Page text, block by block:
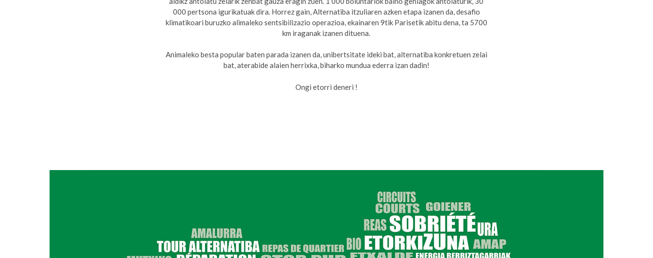
000 pertsona igurikatuak dira. Horrez gain, Alternatiba itzuliaren azken etapa izanen da, desafio
klimatikoari buruzko alimaleko sentsibilizazio operazioa, ekainaren 9tik Parisetik abitu dena, ta 5700
km iraganak izanen dituena.
Animaleko besta popular baten parada izanen da, unibertsitate ideki bat, alternatiba konkretuen zelai
bat, aterabide alaien herrixka, biharko mundua ederra izan dadin!
Ongi etorri deneri !